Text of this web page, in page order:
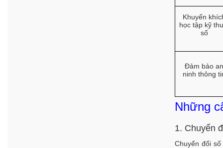
Khuyến
học tập kỹ
số
Đảm bảo an
ninh thông
Những
1. Chuyển
Chuyển đổi